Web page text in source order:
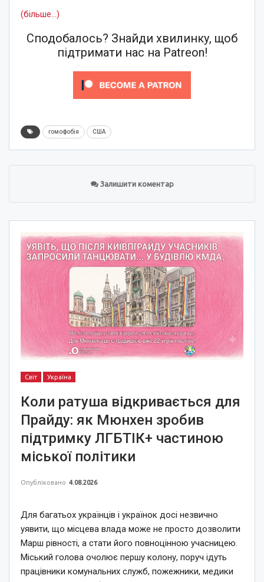
(більше…)
Сподобалось? Знайди хвилинку, щоб
підтримати нас на Patreon!
гомофобія США
Залишити коментар
Світ Україна
Коли ратуша відкривається для
Прайду: як Мюнхен зробив
підтримку ЛГБТІК+ частиною
міської політики
Опубліковано 4.08.2026
Для багатьох українців і українок досі незвично
уявити, що місцева влада може не просто дозволити
Марш рівності, а стати його повноцінною учасницею.
Міський голова очолює першу колону, поруч ідуть
працівники комунальних служб, пожежники, медики